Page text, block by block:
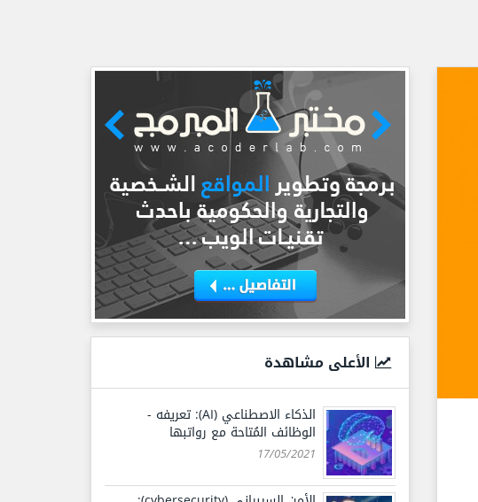
الأعلى مشاهدة
الذكاء الاصطناعي (AI): تعريفه -
الوظائف المُتاحة مع رواتبها
17/05/2021